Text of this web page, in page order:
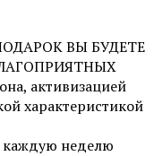
ВЫ БУДЕТЕ
активизацией
характеристикой
каждую неделю